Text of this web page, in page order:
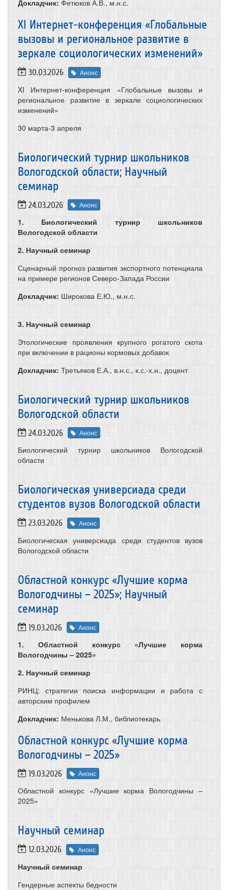
Докладчик: Фетюков А.В., м.н.с.
XI Интернет-конференция «Глобальные
вызовы и региональное развитие в
зеркале социологических изменений»
30.03.2026 Анонс
XI Интернет-конференция «Глобальные вызовы и
региональное развитие в зеркале социологических
изменений»
30 марта-3 апреля
Биологический турнир школьников
Вологодской области; Научный
семинар
24.03.2026 Анонс
1. Биологический турнир школьников
Вологодской области
2. Научный семинар
Сценарный прогноз развития экспортного потенциала
на примере регионов Северо-Запада России
Докладчик: Широкова Е.Ю., м.н.с.
3. Научный семинар
Этологические проявления крупного рогатого скота
при включении в рационы кормовых добавок
Докладчик: Третьяков Е.А., в.н.с., к.с.-х.н., доцент
Биологический турнир школьников
Вологодской области
24.03.2026 Анонс
Биологический турнир школьников Вологодской
области
Биологическая универсиада среди
студентов вузов Вологодской области
23.03.2026 Анонс
Биологическая универсиада среди студентов вузов
Вологодской области
​Областной конкурс «Лучшие корма
Вологодчины – 2025»; Научный
семинар
19.03.2026 Анонс
1. Областной конкурс «Лучшие корма
Вологодчины – 2025»
2. Научный семинар
РИНЦ: стратегии поиска информации и работа с
авторским профилем
Докладчик: Менькова Л.М., библиотекарь
Областной конкурс «Лучшие корма
Вологодчины – 2025»
19.03.2026 Анонс
Областной конкурс «Лучшие корма Вологодчины –
2025»
Научный семинар
12.03.2026 Анонс
Научный семинар
Гендерные аспекты бедности